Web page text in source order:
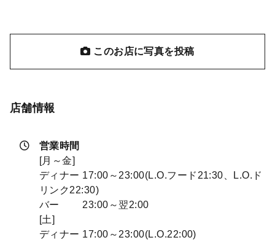
このお店に写真を投稿
店舗情報
営業時間
[月～金]
ディナー 17:00～23:00(L.O.フード21:30、L.O.ド
リンク22:30)
バー 23:00～翌2:00
[土]
ディナー 17:00～23:00(L.O.22:00)